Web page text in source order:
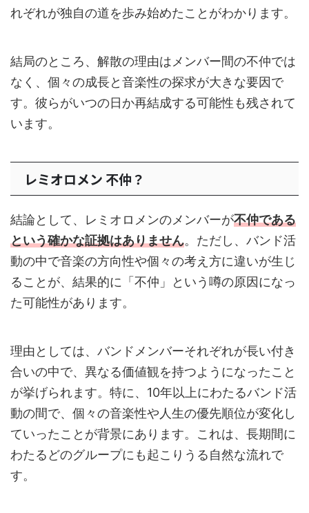
れぞれが独自の道を歩み始めたことがわかります。
結局のところ、解散の理由はメンバー間の不仲では
なく、個々の成長と音楽性の探求が大きな要因で
す。彼らがいつの日か再結成する可能性も残されて
います。
レミオロメン 不仲？
結論として、レミオロメンのメンバーが不仲である
という確かな証拠はありません。ただし、バンド活
動の中で音楽の方向性や個々の考え方に違いが生じ
ることが、結果的に「不仲」という噂の原因になっ
た可能性があります。
理由としては、バンドメンバーそれぞれが長い付き
合いの中で、異なる価値観を持つようになったこと
が挙げられます。特に、10年以上にわたるバンド活
動の間で、個々の音楽性や人生の優先順位が変化し
ていったことが背景にあります。これは、長期間に
わたるどのグループにも起こりうる自然な流れで
す。